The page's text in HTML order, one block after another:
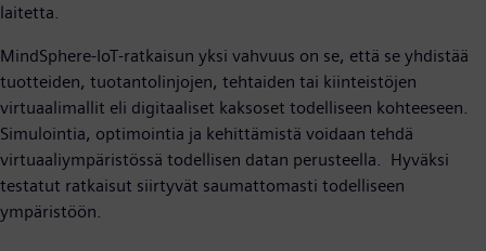
laitetta.
MindSphere-IoT-ratkaisun yksi vahvuus on se, että se yhdistää
tuotteiden, tuotantolinjojen, tehtaiden tai kiinteistöjen
virtuaalimallit eli digitaaliset kaksoset todelliseen kohteeseen.
Simulointia, optimointia ja kehittämistä voidaan tehdä
virtuaaliympäristössä todellisen datan perusteella. Hyväksi
testatut ratkaisut siirtyvät saumattomasti todelliseen
ympäristöön.